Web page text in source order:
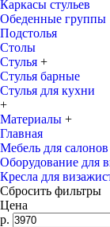
Каркасы стульев
Обеденные группы
Подстолья
Столы
Стулья +
Стулья барные
Стулья для кухни
+
Материалы +
Главная
Мебель для
Оборудование для
Кресла для
Сбросить фильтры
Цена
р.